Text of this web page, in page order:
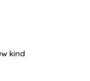
kind